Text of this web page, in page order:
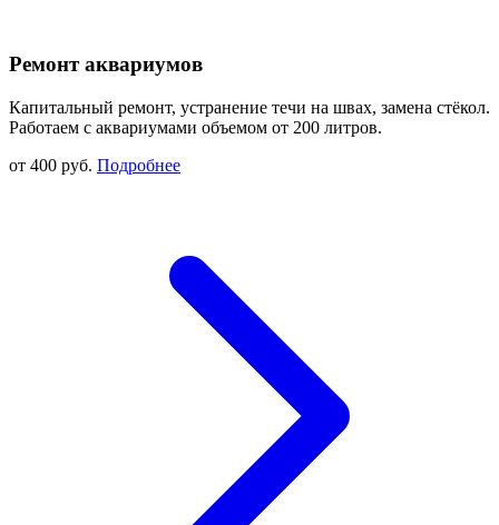
Ремонт аквариумов
Капитальный ремонт, устранение течи на швах, замена стёкол.
Работаем с аквариумами объемом от 200 литров.
от 400 руб. Подробнее